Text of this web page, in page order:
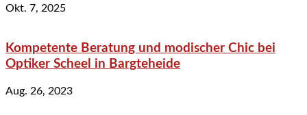
Okt. 7, 2025
Kompetente Beratung und modischer Chic bei
Optiker Scheel in Bargteheide
Aug. 26, 2023